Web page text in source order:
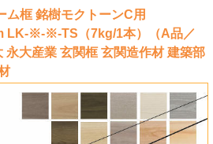
ム框 銘樹モクトーンC用
LK-※-※-TS（7kg/1本）（A品／
永大産業 玄関框 玄関造作材 建築部